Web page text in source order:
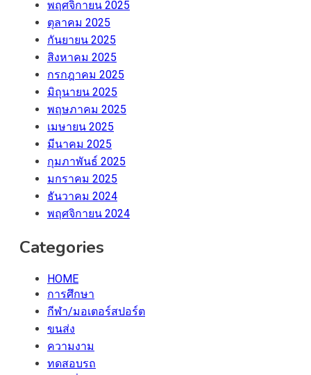
พฤศจิกายน 2025
ตุลาคม 2025
กันยายน 2025
สิงหาคม 2025
กรกฎาคม 2025
มิถุนายน 2025
พฤษภาคม 2025
เมษายน 2025
มีนาคม 2025
กุมภาพันธ์ 2025
มกราคม 2025
ธันวาคม 2024
พฤศจิกายน 2024
Categories
HOME
การศึกษา
กีฬา/มอเตอร์สปอร์ต
ขนส่ง
ความงาม
ทดสอบรถ